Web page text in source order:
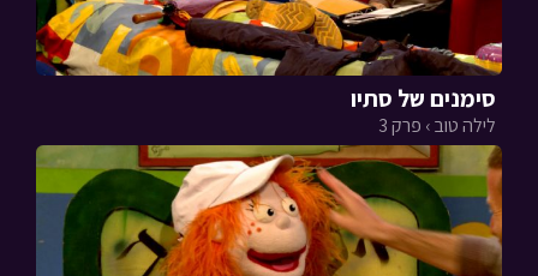
סימנים של סתיו
לילה טוב › פרק 3